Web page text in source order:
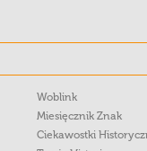
Woblink
Miesięcznik Znak
Ciekawostki